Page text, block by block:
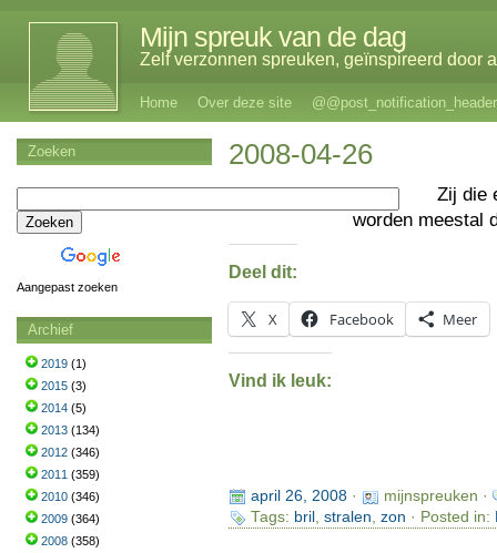
Mijn spreuk van de dag
Zelf verzonnen spreuken, geïnspireerd door
Home Over deze site @@post_notification_header
2008-04-26
Zij die
worden meestal
Deel dit:
X Facebook Meer
Vind ik leuk:
april 26, 2008·
mijnspreuken ·
Tags: bril , stralen, zon · Posted in:
Zoeken
Aangepast zoeken
Archief
2019 (1)
2015 (3)
2014 (5)
2013 (134)
2012 (346)
2011 (359)
2010 (346)
2009 (364)
2008 (358)